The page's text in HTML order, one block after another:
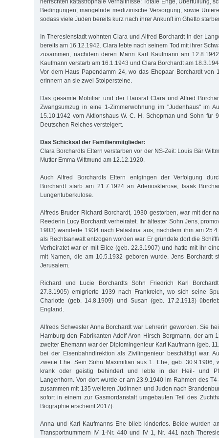
Bedingungen, mangelnde medizinische Versorgung, sowie
sodass viele Juden bereits kurz nach ihrer Ankunft im Ghetto
In Theresienstadt wohnten Clara und Alfred Borchardt in der
bereits am 16.12.1942. Clara lebte nach seinem Tod mit ihrer
zusammen, nachdem deren Mann Karl Kaufmann am
Kaufmann verstarb am 16.1.1943 und Clara Borchardt am
Vor dem Haus Papendamm 24, wo das Ehepaar Borchardt von
erinnern an sie zwei Stolpersteine.
Das gesamte Mobiliar und der Hausrat Clara und Alfred
Zwangsumzug in eine 1-Zimmerwohnung im "Judenhaus" im
15.10.1942 vom Aktionshaus W. C. H. Schopman und Sohn für
Deutschen Reiches versteigert.
Das Schicksal der Familienmitglieder:
Clara Borchardts Eltern verstarben vor der NS-Zeit: Louis Bär
Mutter Emma Wittmund am 12.12.1920.
Auch Alfred Borchardts Eltern entgingen der Verfolgung
Borchardt starb am 21.7.1924 an Arteriosklerose, Isaak
Lungentuberkulose.
Alfreds Bruder Richard Borchardt, 1930 gestorben, war mit der
Reederin Lucy Borchardt verheiratet. Ihr ältester Sohn Jens,
1903) wanderte 1934 nach Palästina aus, nachdem ihm am
als Rechtsanwalt entzogen worden war. Er gründete dort die
Verheiratet war er mit Elice (geb. 22.3.1907) und hatte mit ihr
mit Namen, die am 10.5.1932 geboren wurde. Jens Borchardt
Jerusalem.
Richard und Lucie Borchardts Sohn Friedrich Karl
27.3.1905) emigrierte 1939 nach Frankreich, wo sich seine
Charlotte (geb. 14.8.1909) und Susan (geb. 17.2.1913)
England.
Alfreds Schwester Anna Borchardt war Lehrerin geworden. Sie
Hamburg den Fabrikanten Adolf Aron Hirsch Bergmann, der am
zweiter Ehemann war der Diplomingenieur Karl Kaufmann (geb.
bei der Eisenbahndirektion als Zivilingenieur beschäftigt war.
zweite Ehe. Sein Sohn Maximilian aus 1. Ehe, geb. 30.9.1906,
krank oder geistig behindert und lebte in der Heil- und
Langenhorn. Von dort wurde er am 23.9.1940 im Rahmen des
zusammen mit 135 weiteren Jüdinnen und Juden nach
sofort in einem zur Gasmordanstalt umgebauten Teil des
Biographie erscheint 2017).
Anna und Karl Kaufmanns Ehe blieb kinderlos. Beide wurden
Transportnummern IV 1-Nr. 440 und IV 1, Nr. 441 nach